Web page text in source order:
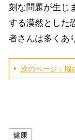
刻な問題が生じ
する漠然とした
者さんは多くあ
次のページ：脳
健康